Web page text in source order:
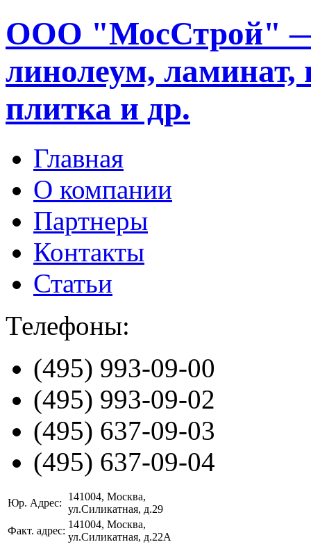
ООО "МосСтрой" —
линолеум, ламинат,
плитка и др.
Главная
О компании
Партнеры
Контакты
Статьи
Телефоны:
(495) 993-09-00
(495) 993-09-02
(495) 637-09-03
(495) 637-09-04
Юр. Адрес:
141004, Москва,
ул.Силикатная, д.29
Факт. адрес:
141004, Москва,
ул.Силикатная, д.22А